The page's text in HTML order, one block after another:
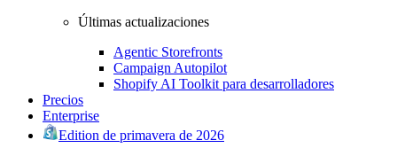
Últimas actualizaciones
Agentic Storefronts
Campaign Autopilot
Shopify AI Toolkit para desarrolladores
Precios
Enterprise
Edition de primavera de 2026